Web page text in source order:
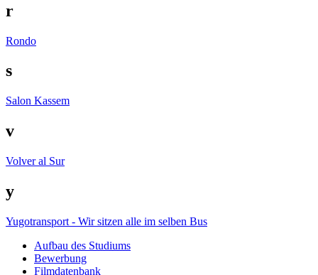
r
Rondo
s
Salon Kassem
v
Volver al Sur
y
Yugotransport - Wir sitzen alle im selben Bus
Auf­bau des Stu­di­ums
Bewer­bung
Film­da­ten­bank